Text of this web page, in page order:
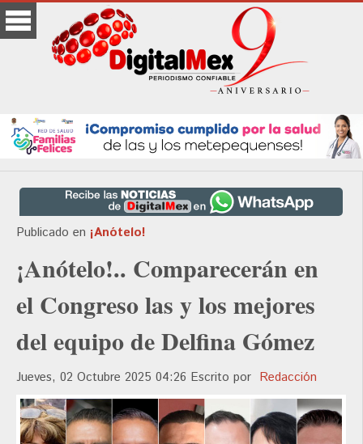
Publicado en ¡Anótelo!
¡Anótelo!.. Comparecerán en
el Congreso las y los mejores
del equipo de Delfina Gómez
Jueves, 02 Octubre 2025 04:26 Escrito por Redacción